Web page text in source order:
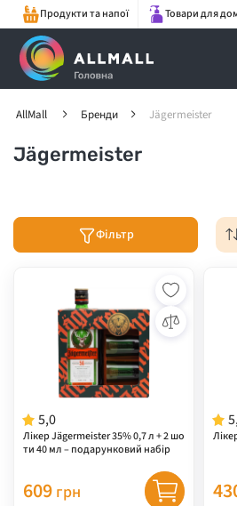
Продукти та напої Товари для
AllMall Бренди Jägermeister
Jägermeister
Фільтр
5,0
Лікер Jägermeister 35% 0,7 л + 2 шо
ти 40 мл – подарунковий набір
609 грн